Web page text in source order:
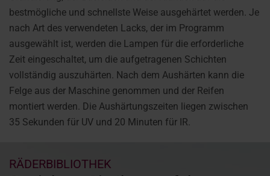
bestmögliche und schnellste Weise ausgehärtet werden. Je
nach Art des verwendeten Lacks, der im Programm
ausgewählt ist, werden die Lampen für die erforderliche
Zeit eingeschaltet, um die aufgetragenen Schichten
vollständig auszuhärten. Nach dem Aushärten kann die
Felge aus der Maschine genommen und der Reifen
montiert werden. Die Aushärtungszeiten liegen zwischen
35 Sekunden für UV und 20 Minuten für IR.
RÄDERBIBLIOTHEK